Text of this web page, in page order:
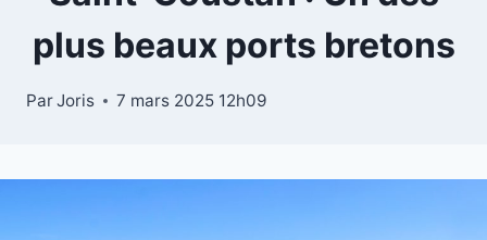
plus beaux ports bretons
ParJoris 7 mars 2025 12h09